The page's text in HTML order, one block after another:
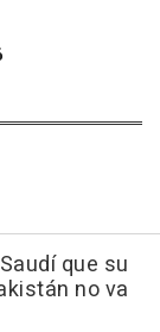
que su
no va